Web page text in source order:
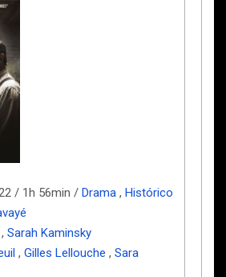
/ 1h 56min / Drama , Histórico
, Sarah Kaminsky
, Gilles Lellouche , Sara